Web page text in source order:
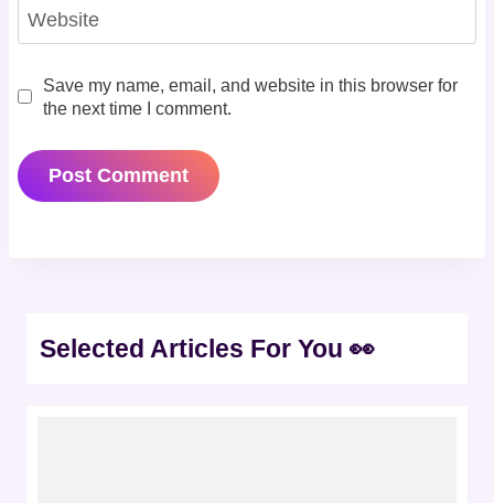
Website
Save my name, email, and website in this browser for
the next time I comment.
Selected Articles For You 👀